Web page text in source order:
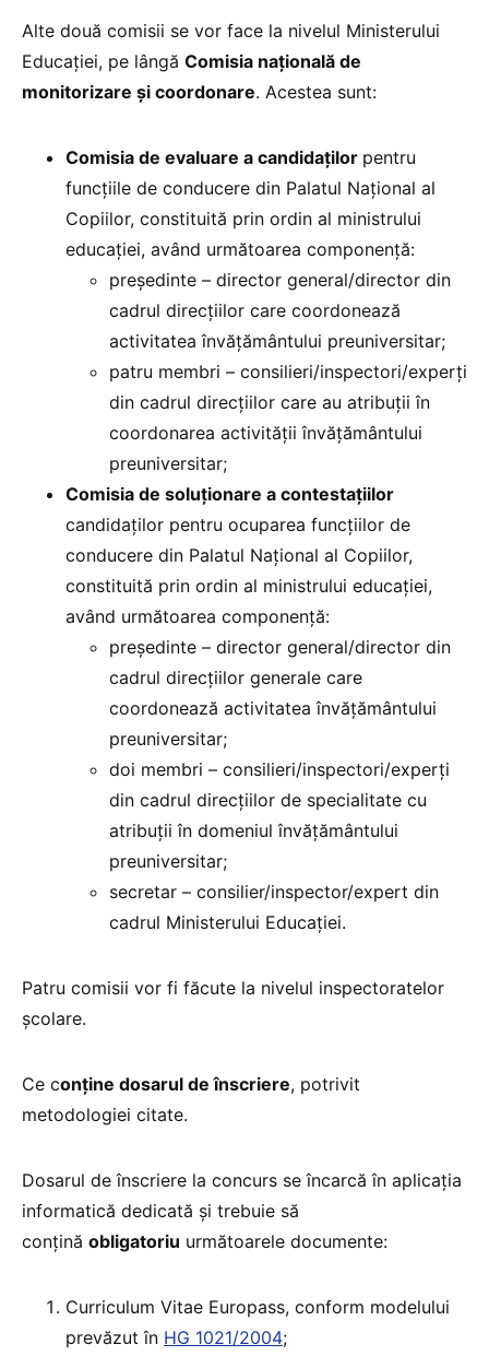
Alte două comisii se vor face la nivelul Ministerului
Educației, pe lângă Comisia naţională de
monitorizare şi coordonare. Acestea sunt:
Comisia de evaluare a candidaților pentru
funcțiile de conducere din Palatul Naţional al
Copiilor, constituită prin ordin al ministrului
educației, având următoarea componență:
președinte – director general/director din
cadrul direcțiilor care coordonează
activitatea învățământului preuniversitar;
patru membri – consilieri/inspectori/experți
din cadrul direcțiilor care au atribuții în
coordonarea activității învățământului
preuniversitar;
Comisia de soluţionare a contestaţiilor
candidaților pentru ocuparea funcțiilor de
conducere din Palatul Naţional al Copiilor,
constituită prin ordin al ministrului educației,
având următoarea componență:
președinte – director general/director din
cadrul direcțiilor generale care
coordonează activitatea învățământului
preuniversitar;
doi membri – consilieri/inspectori/experți
din cadrul direcțiilor de specialitate cu
atribuții în domeniul învățământului
preuniversitar;
secretar – consilier/inspector/expert din
cadrul Ministerului Educației.
Patru comisii vor fi făcute la nivelul inspectoratelor
școlare.
Ce conține dosarul de înscriere, potrivit
metodologiei citate.
Dosarul de înscriere la concurs se încarcă în aplicația
informatică dedicată și trebuie să
conțină obligatoriu următoarele documente:
Curriculum Vitae Europass, conform modelului
prevăzut în HG 1021/2004;